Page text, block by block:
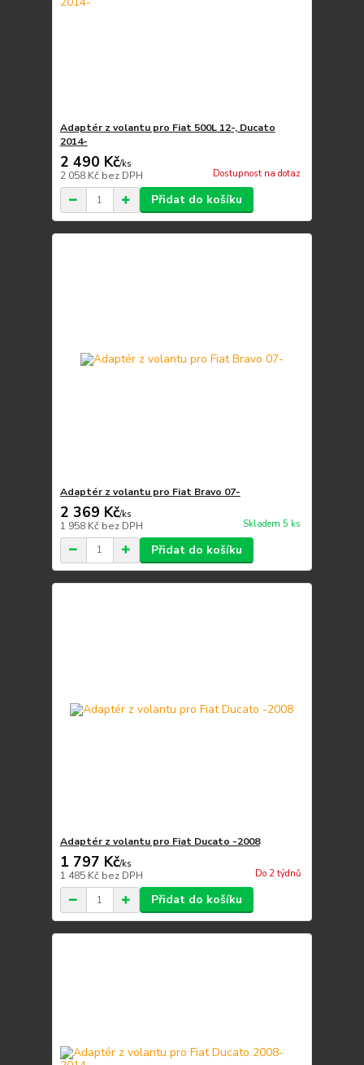
Adaptér z volantu pro Fiat 500L 12-, Ducato
2014-
2 490 Kč/ks
2 058 Kč bez DPH Dostupnost na dotaz
Přidat do košíku
Adaptér z volantu pro Fiat Bravo 07-
2 369 Kč/ks
1 958 Kč bez DPH Skladem 5 ks
Přidat do košíku
Adaptér z volantu pro Fiat Ducato -2008
1 797 Kč/ks
1 485 Kč bez DPH Do 2 týdnů
Přidat do košíku